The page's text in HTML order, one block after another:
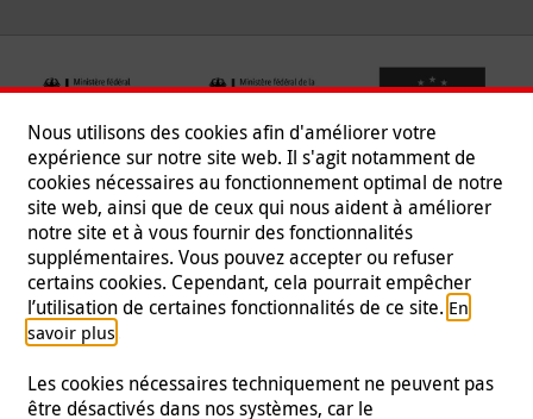
Suivez-nous
Nous utilisons des cookies afin d'améliorer votre
expérience sur notre site web. Il s'agit notamment de
cookies nécessaires au fonctionnement optimal de notre
site web, ainsi que de ceux qui nous aident à améliorer
notre site et à vous fournir des fonctionnalités
supplémentaires. Vous pouvez accepter ou refuser
certains cookies. Cependant, cela pourrait empêcher
l’utilisation de certaines fonctionnalités de ce site. En
savoir plus.
Les cookies nécessaires techniquement ne peuvent pas
être désactivés dans nos systèmes, car le